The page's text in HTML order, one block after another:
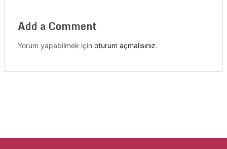
Add a Comment
Yorum yapabilmek için oturum açmalısınız.